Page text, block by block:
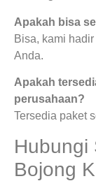
Apakah bisa
Bisa, kami
Anda.
Apakah
perusahaan?
Tersedia paket
Hubungi
Bojong